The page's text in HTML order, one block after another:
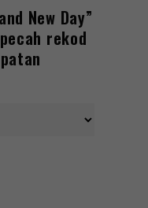
New Day”
rekod